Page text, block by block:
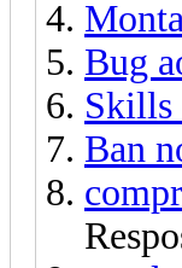
Bug
Skills
Ban